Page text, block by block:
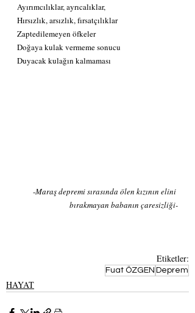
Ayırımcılıklar, ayrıcalıklar,
Hırsızlık, arsızlık, fırsatçılıklar
Zaptedilemeyen öfkeler
Doğaya kulak vermeme sonucu
Duyacak kulağın kalmaması
-Maraş depremi sırasında ölen kızının elini
bırakmayan babanın çaresizliği-
Etiketler:
Fuat ÖZGEN Deprem
HAYAT